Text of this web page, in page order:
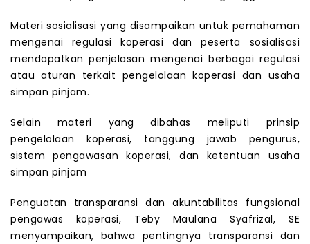
Materi sosialisasi yang disampaikan untuk pemahaman
mengenai regulasi koperasi dan peserta sosialisasi
mendapatkan penjelasan mengenai berbagai regulasi
atau aturan terkait pengelolaan koperasi dan usaha
simpan pinjam.
Selain materi yang dibahas meliputi prinsip
pengelolaan koperasi, tanggung jawab pengurus,
sistem pengawasan koperasi, dan ketentuan usaha
simpan pinjam
Penguatan transparansi dan akuntabilitas fungsional
pengawas koperasi, Teby Maulana Syafrizal, SE
menyampaikan, bahwa pentingnya transparansi dan